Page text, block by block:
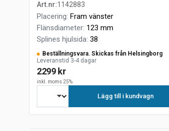
Art.nr:1142883
Placering: Fram vänster
Flänsdiameter: 123 mm
Splines hjulsida: 38
Beställningsvara. Skickas från Helsingborg
Leveranstid 3-4 dagar
2299 kr
inkl. moms 25%
Lägg till i kundvagn